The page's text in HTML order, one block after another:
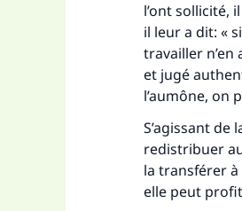
l’ont sollicité,
il leur a dit: «
travailler n’en
et jugé
l’aumône, on
S’agissant de
redistribuer
la transférer à
elle peut